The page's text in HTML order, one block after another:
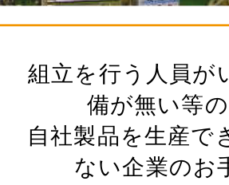
組立を行う人員が
備が無い等
自社製品を生産で
ない企業のお